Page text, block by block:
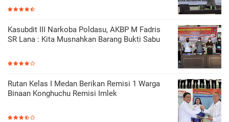
Kasubdit III Narkoba Poldasu, AKBP M Fadris
SR Lana : Kita Musnahkan Barang Bukti Sabu
Rutan Kelas I Medan Berikan Remisi 1 Warga
Binaan Konghuchu Remisi Imlek